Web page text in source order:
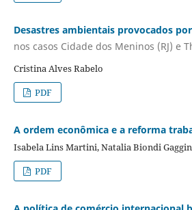
Desastres ambientais provocados
nos casos Cidade dos Meninos (RJ) e
Cristina Alves Rabelo
PDF
A ordem econômica e a reforma
Isabela Lins Martini, Natalia Biondi
PDF